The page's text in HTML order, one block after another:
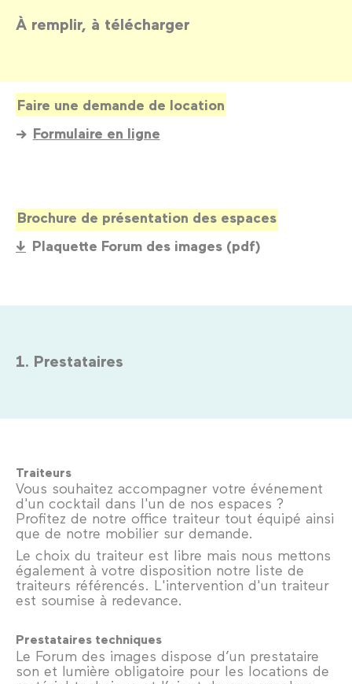
À remplir, à télécharger
Faire une demande de location
Formulaire en ligne
Brochure de présentation des espaces
Plaquette Forum des images (pdf)
1. Prestataires
Traiteurs
Vous souhaitez accompagner votre événement
d'un cocktail dans l'un de nos espaces ?
Profitez de notre office traiteur tout équipé ainsi
que de notre mobilier sur demande.
Le choix du traiteur est libre mais nous mettons
également à votre disposition notre liste de
traiteurs référencés. L'intervention d'un traiteur
est soumise à redevance.
Prestataires techniques
Le Forum des images dispose d’un prestataire
son et lumière obligatoire pour les locations de